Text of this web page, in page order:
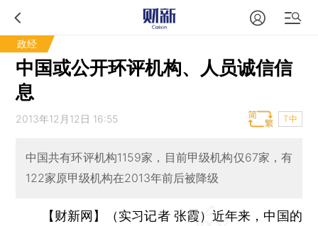
政经
中国或公开环评机构、人员诚信信
息
2013年12月12日 16:55 T中
中国共有环评机构1159家，目前甲级机构仅67家，有
122家原甲级机构在2013年前后被降级
【财新网】（实习记者 张霞）近年来，中国的